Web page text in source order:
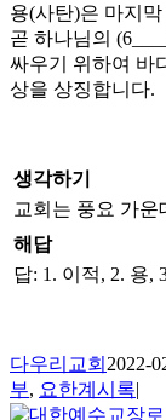
용(사탄)은 마지
곧 하나님의
싸우기 위하여 바
상을 상징합니다.
생각하기
교회는 풍요 가운
해답
답: 1. 이적, 2. 용,
다우리교회 2022-
부, 요한계시록|